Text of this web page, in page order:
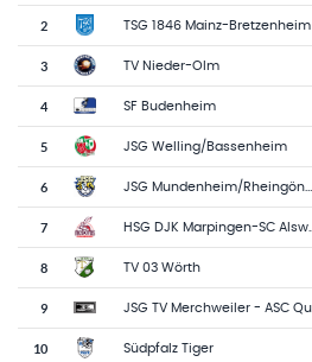
2 TSG 1846 Mainz-Bretzenheim
3 TV Nieder-Olm
4 SF Budenheim
5 JSG Welling/Bassenheim
6
7
8 TV 03 Wörth
9
10 Südpfalz Tiger